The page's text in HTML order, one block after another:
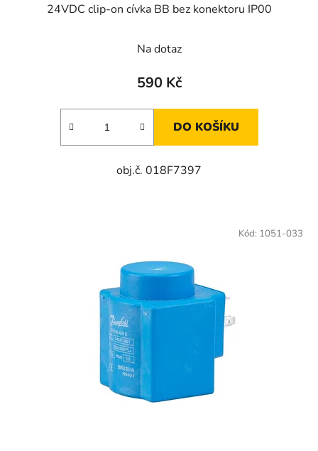
24VDC clip-on cívka BB bez konektoru IP00
Na dotaz
590 Kč
DO KOŠÍKU
obj.č. 018F7397
Kód: 1051-033